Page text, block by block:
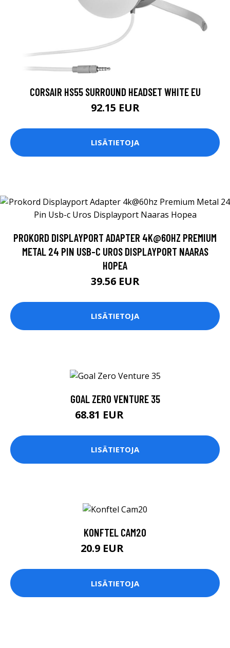
CORSAIR HS55 SURROUND HEADSET WHITE EU
92.15 EUR
LISÄTIETOJA
PROKORD DISPLAYPORT ADAPTER 4K@60HZ PREMIUM
METAL 24 PIN USB-C UROS DISPLAYPORT NAARAS
HOPEA
39.56 EUR
LISÄTIETOJA
GOAL ZERO VENTURE 35
68.81 EUR
LISÄTIETOJA
KONFTEL CAM20
20.9 EUR
LISÄTIETOJA